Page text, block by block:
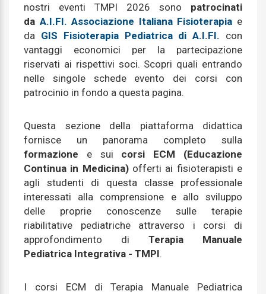
nostri eventi TMPI 2026 sono patrocinati
da A.I.FI. Associazione Italiana Fisioterapia e
da GIS Fisioterapia Pediatrica di A.I.FI. con
vantaggi economici per la partecipazione
riservati ai rispettivi soci. Scopri quali entrando
nelle singole schede evento dei corsi con
patrocinio in fondo a questa pagina.
Questa sezione della piattaforma didattica
fornisce un panorama completo sulla
formazione e sui corsi ECM (Educazione
Continua in Medicina)offerti ai fisioterapisti e
agli studenti di questa classe professionale
interessati alla comprensione e allo sviluppo
delle proprie conoscenze sulle terapie
riabilitative pediatriche attraverso i corsi di
approfondimento di Terapia Manuale
Pediatrica Integrativa - TMPI.
I corsi ECM di Terapia Manuale Pediatrica